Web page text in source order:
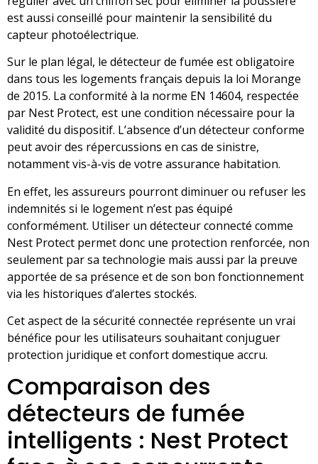
est aussi conseillé pour maintenir la sensibilité du
capteur photoélectrique.
Sur le plan légal, le détecteur de fumée est obligatoire
dans tous les logements français depuis la loi Morange
de 2015. La conformité à la norme EN 14604, respectée
par Nest Protect, est une condition nécessaire pour la
validité du dispositif. L’absence d’un détecteur conforme
peut avoir des répercussions en cas de sinistre,
notamment vis-à-vis de votre assurance habitation.
En effet, les assureurs pourront diminuer ou refuser les
indemnités si le logement n’est pas équipé
conformément. Utiliser un détecteur connecté comme
Nest Protect permet donc une protection renforcée, non
seulement par sa technologie mais aussi par la preuve
apportée de sa présence et de son bon fonctionnement
via les historiques d’alertes stockés.
Cet aspect de la sécurité connectée représente un vrai
bénéfice pour les utilisateurs souhaitant conjuguer
protection juridique et confort domestique accru.
Comparaison des
détecteurs de fumée
intelligents : Nest Protect